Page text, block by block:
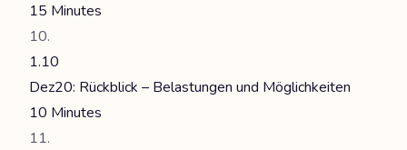
15 Minutes
1.10
Dez20: Rückblick – Belastungen und Möglichkeiten
10 Minutes